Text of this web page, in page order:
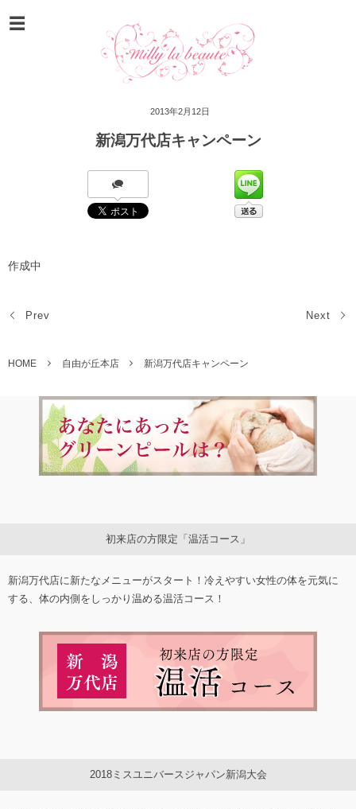
2013年2月12日
新潟万代店キャンペーン
作成中
Prev Next
HOME 自由が丘本店 新潟万代店キャンペーン
初来店の方限定「温活コース」
新潟万代店に新たなメニューがスタート！冷えやすい女性の体を元気に
する、体の内側をしっかり温める温活コース！
2018ミスユニバースジャパン新潟大会